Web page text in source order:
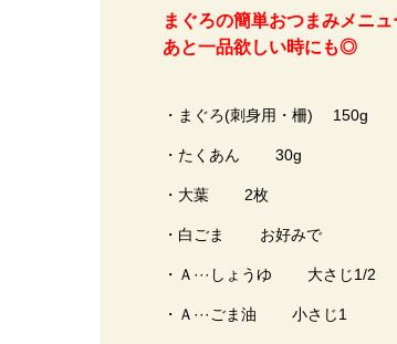
まぐろの簡単おつまみメニ
あと一品欲しい時にも◎
・まぐろ(刺身用・柵) 150g
・たくあん 30g
・大葉 2枚
・白ごま お好みで
・Ａ···しょうゆ 大さじ1/2
・Ａ···ごま油 小さじ1